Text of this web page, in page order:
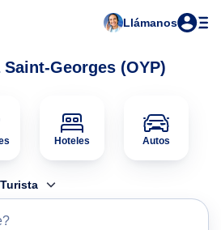
Llámanos
Georges (OYP)
Hoteles Autos
Turista